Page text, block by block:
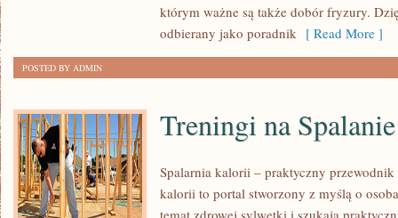
którym ważne są także dobór fryzury.
odbierany jako poradnik [ Read More ]
POSTED BY ADMIN
Treningi na
Spalarnia kalorii – praktyczny
kalorii to portal stworzony z myślą o
temat zdrowej sylwetki i szukają